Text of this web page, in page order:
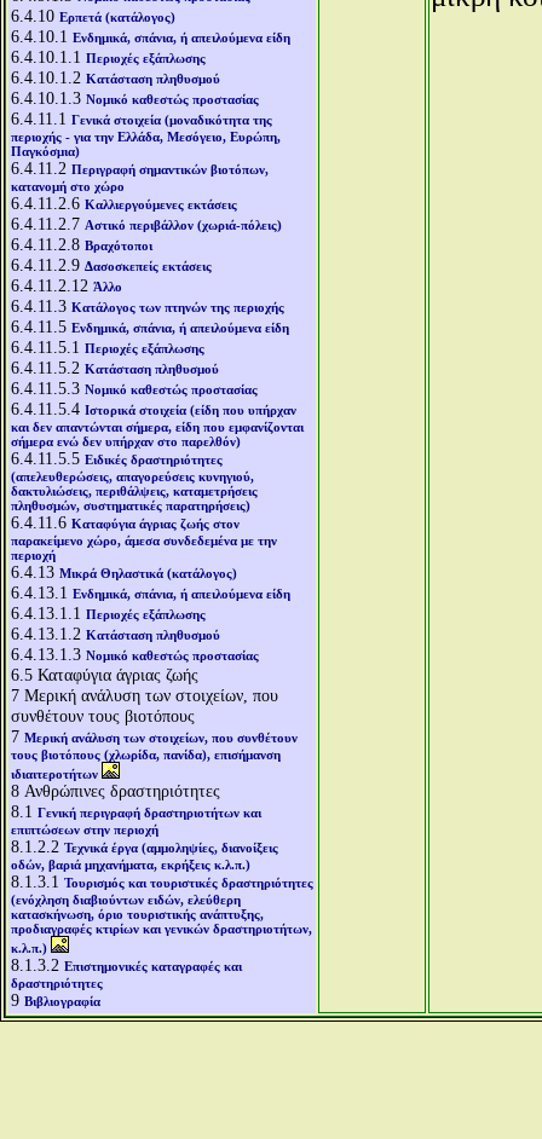
6.4.10 Ερπετά (κατάλογος)
6.4.10.1 Ενδημικά, σπάνια, ή απειλούμενα είδη
6.4.10.1.1 Περιοχές εξάπλωσης
6.4.10.1.2 Κατάσταση πληθυσμού
6.4.10.1.3 Νομικό καθεστώς προστασίας
6.4.11.1 Γενικά στοιχεία (μοναδικότητα της
περιοχής - για την Ελλάδα, Μεσόγειο, Ευρώπη,
Παγκόσμια)
6.4.11.2 Περιγραφή σημαντικών βιοτόπων,
κατανομή στο χώρο
6.4.11.2.6 Καλλιεργούμενες εκτάσεις
6.4.11.2.7 Αστικό περιβάλλον (χωριά-πόλεις)
6.4.11.2.8 Βραχότοποι
6.4.11.2.9 Δασοσκεπείς εκτάσεις
6.4.11.2.12 Άλλο
6.4.11.3 Κατάλογος των πτηνών της περιοχής
6.4.11.5 Ενδημικά, σπάνια, ή απειλούμενα είδη
6.4.11.5.1 Περιοχές εξάπλωσης
6.4.11.5.2 Κατάσταση πληθυσμού
6.4.11.5.3 Νομικό καθεστώς προστασίας
6.4.11.5.4 Ιστορικά στοιχεία (είδη που υπήρχαν
και δεν απαντώνται σήμερα, είδη που εμφανίζονται
σήμερα ενώ δεν υπήρχαν στο παρελθόν)
6.4.11.5.5 Ειδικές δραστηριότητες
(απελευθερώσεις, απαγορεύσεις κυνηγιού,
δακτυλιώσεις, περιθάλψεις, καταμετρήσεις
πληθυσμών, συστηματικές παρατηρήσεις)
6.4.11.6 Καταφύγια άγριας ζωής στον
παρακείμενο χώρο, άμεσα συνδεδεμένα με την
περιοχή
6.4.13 Μικρά Θηλαστικά (κατάλογος)
6.4.13.1 Ενδημικά, σπάνια, ή απειλούμενα είδη
6.4.13.1.1 Περιοχές εξάπλωσης
6.4.13.1.2 Κατάσταση πληθυσμού
6.4.13.1.3 Νομικό καθεστώς προστασίας
6.5 Καταφύγια άγριας ζωής
7 Μερική ανάλυση των στοιχείων, που
συνθέτουν τους βιοτόπους
7 Μερική ανάλυση των στοιχείων, που συνθέτουν
τους βιοτόπους (χλωρίδα, πανίδα), επισήμανση
ιδιαιτεροτήτων
8 Ανθρώπινες δραστηριότητες
8.1 Γενική περιγραφή δραστηριοτήτων και
επιπτώσεων στην περιοχή
8.1.2.2 Τεχνικά έργα (αμμοληψίες, διανοίξεις
οδών, βαριά μηχανήματα, εκρήξεις κ.λ.π.)
8.1.3.1 Τουρισμός και τουριστικές δραστηριότητες
(ενόχληση διαβιούντων ειδών, ελεύθερη
κατασκήνωση, όριο τουριστικής ανάπτυξης,
προδιαγραφές κτιρίων και γενικών δραστηριοτήτων,
κ.λ.π.)
8.1.3.2 Επιστημονικές καταγραφές και
δραστηριότητες
9 Βιβλιογραφία